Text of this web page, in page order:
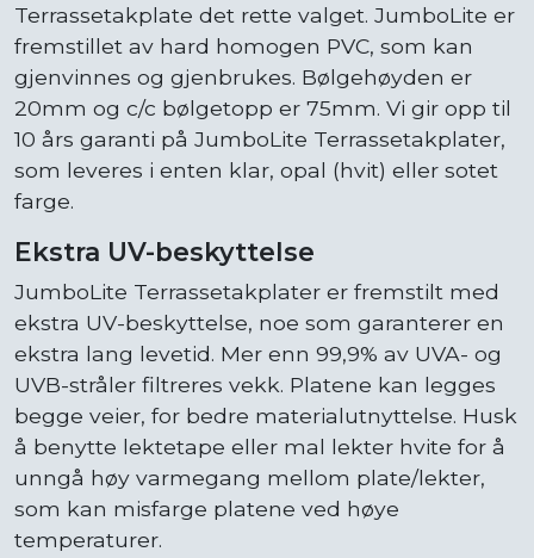
Terrassetakplate det rette valget. JumboLite er
fremstillet av hard homogen PVC, som kan
gjenvinnes og gjenbrukes. Bølgehøyden er
20mm og c/c bølgetopp er 75mm. Vi gir opp til
10 års garanti på JumboLite Terrassetakplater,
som leveres i enten klar, opal (hvit) eller sotet
farge.
Ekstra UV-beskyttelse
JumboLite Terrassetakplater er fremstilt med
ekstra UV-beskyttelse, noe som garanterer en
ekstra lang levetid. Mer enn 99,9% av UVA- og
UVB-stråler filtreres vekk. Platene kan legges
begge veier, for bedre materialutnyttelse. Husk
å benytte lektetape eller mal lekter hvite for å
unngå høy varmegang mellom plate/lekter,
som kan misfarge platene ved høye
temperaturer.